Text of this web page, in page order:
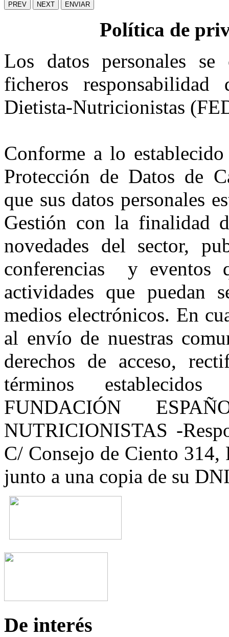
PREV NEXT ENVIAR
Política de
Los datos personales
ficheros
Dietista-Nutricionistas
Conforme a lo
Protección de Datos de
que sus datos personales
Gestión con la finalidad
novedades del sector,
conferencias y eventos
actividades que puedan
medios electrónicos. En
al envío de nuestras
derechos de acceso,
términos
FUNDACIÓN
NUTRICIONISTAS -
C/ Consejo de Ciento
junto a una copia de su
De interés